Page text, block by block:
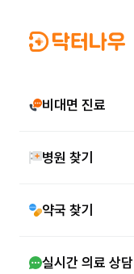
비대면 진료
병원 찾기
약국 찾기
실시간 의료 상담